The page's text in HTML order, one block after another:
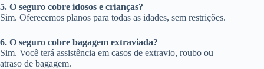
5. O seguro cobre idosos e crianças?
Sim. Oferecemos planos para todas as idades, sem restrições.
6. O seguro cobre bagagem extraviada?
Sim. Você terá assistência em casos de extravio, roubo ou
atraso de bagagem.